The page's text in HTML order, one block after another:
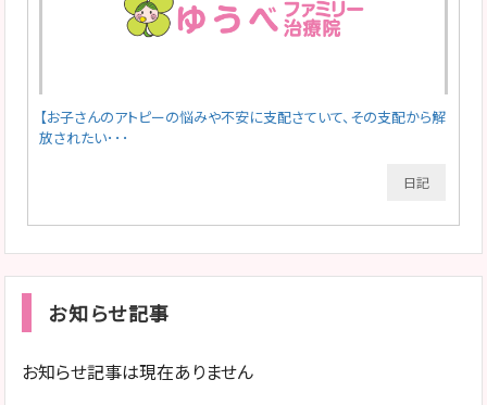
【お子さんのアトピーの悩みや不安に支配さていて、その支配から解
放されたい･･･
日記
お知らせ記事
お知らせ記事は現在ありません